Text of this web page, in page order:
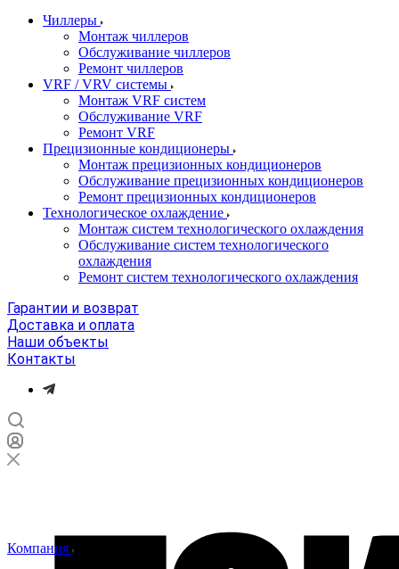
Чиллеры
Монтаж чиллеров
Обслуживание чиллеров
Ремонт чиллеров
VRF / VRV системы
Монтаж VRF систем
Обслуживание VRF
Ремонт VRF
Прецизионные кондиционеры
Монтаж прецизионных кондиционеров
Обслуживание прецизионных кондиционеров
Ремонт прецизионных кондиционеров
Технологическое охлаждение
Монтаж систем технологического охлаждения
Обслуживание систем технологического
охлаждения
Ремонт систем технологического охлаждения
Гарантии и возврат
Доставка и оплата
Наши объекты
Контакты
Компания